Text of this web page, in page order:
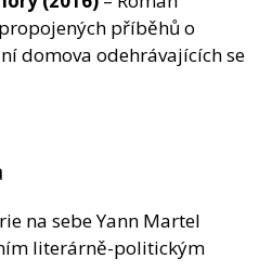
příběhů o
domova odehrávajících se
na sebe Yann Martel
literárně-politickým